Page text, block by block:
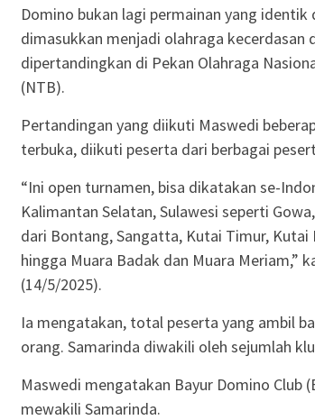
Domino bukan lagi permainan yang
dimasukkan menjadi olahraga kecerdasan
dipertandingkan di Pekan Olahraga
(NTB).
Pertandingan yang diikuti Maswedi
terbuka, diikuti peserta dari berbagai
“Ini open turnamen, bisa dikatakan se-
Kalimantan Selatan, Sulawesi seperti
dari Bontang, Sangatta, Kutai Timur, Kutai
hingga Muara Badak dan Muara Meriam,”
(14/5/2025).
Ia mengatakan, total peserta yang ambil
orang. Samarinda diwakili oleh sejumlah
Maswedi mengatakan Bayur Domino Club
mewakili Samarinda.